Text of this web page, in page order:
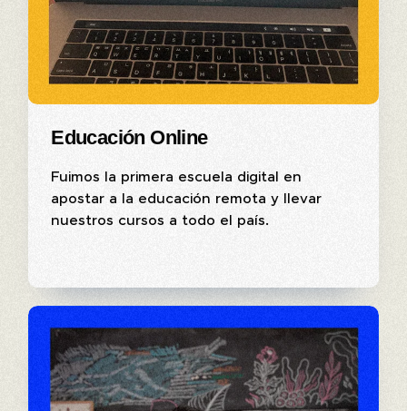
Educación Online
Fuimos la primera escuela digital en
apostar a la educación remota y llevar
nuestros cursos a todo el país.